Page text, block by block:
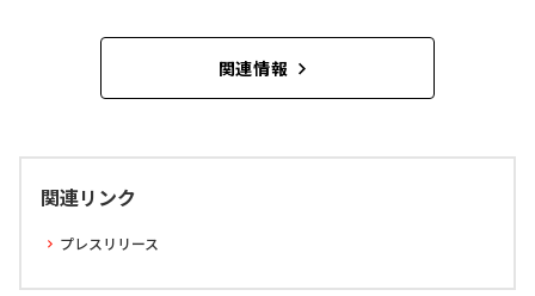
関連情報
関連リンク
プレスリリース